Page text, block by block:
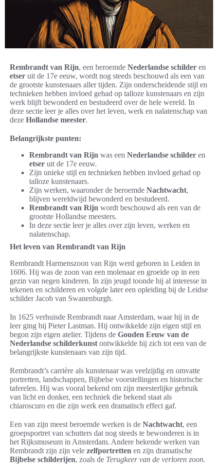
Rembrandt van Rijn, een beroemde Nederlandse schilder en
etser uit de 17e eeuw, wordt nog steeds beschouwd als een van
de grootste kunstenaars aller tijden. Zijn onderscheidende stijl en
technieken hebben invloed gehad op talloze kunstenaars en zijn
werk blijft bewonderd en bestudeerd over de hele wereld. In
deze sectie leer je alles over het leven, werk en nalatenschap van
deze Hollandse meester.
Belangrijkste punten:
Rembrandt van Rijn was een Nederlandse schilder en
etser uit de 17e eeuw.
Zijn unieke stijl en technieken hebben invloed gehad op
talloze kunstenaars.
Zijn werken, waaronder de beroemde Nachtwacht,
blijven wereldwijd bewonderd en bestudeerd.
Rembrandt van Rijn wordt beschouwd als een van de
grootste Hollandse meesters.
In deze sectie leer je alles over zijn leven, werken en
nalatenschap.
Het leven van Rembrandt van Rijn
Rembrandt Harmenszoon van Rijn werd geboren in Leiden in
1606. Hij was de zoon van een molenaar en groeide op in een
gezin van negen kinderen. In zijn jeugd toonde hij al interesse in
tekenen en schilderen en volgde later een opleiding bij de Leidse
schilder Jacob van Swanenburgh.
In 1625 verhuisde Rembrandt naar Amsterdam, waar hij in de
leer ging bij Pieter Lastman. Hij ontwikkelde zijn eigen stijl en
begon zijn eigen atelier. Tijdens de Gouden Eeuw van de
Nederlandse schilderkunst ontwikkelde hij zich tot een van de
belangrijkste kunstenaars van zijn tijd.
Rembrandt’s carrière als kunstenaar was veelzijdig en omvatte
portretten, landschappen, Bijbelse voorstellingen en historische
taferelen. Hij was vooral bekend om zijn meesterlijke gebruik
van licht en donker, een techniek die bekend staat als
chiaroscuro en die zijn werk een dramatisch effect gaf.
Een van zijn meest beroemde werken is de Nachtwacht, een
groepsportret van schutters dat nog steeds te bewonderen is in
het Rijksmuseum in Amsterdam. Andere bekende werken van
Rembrandt zijn zijn vele zelfportretten en zijn dramatische
Bijbelse schilderijen, zoals de Terugkeer van de verloren zoon.